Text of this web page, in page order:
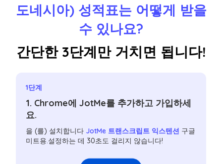
도네시아) 성적표는 어떻게 받을
수 있나요?
간단한 3단계만 거치면 됩니다!
1단계
1. Chrome에 JotMe를 추가하고 가입하세
요.
을 (를) 설치합니다 JotMe 트랜스크립트 익스텐션 구글
미트용.설정하는 데 30초도 걸리지 않습니다!